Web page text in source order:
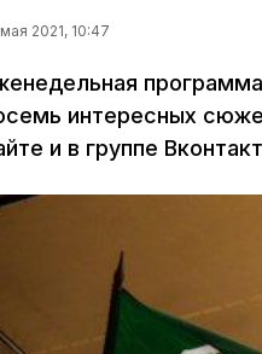
2021, 10:47
интересных
и в группе